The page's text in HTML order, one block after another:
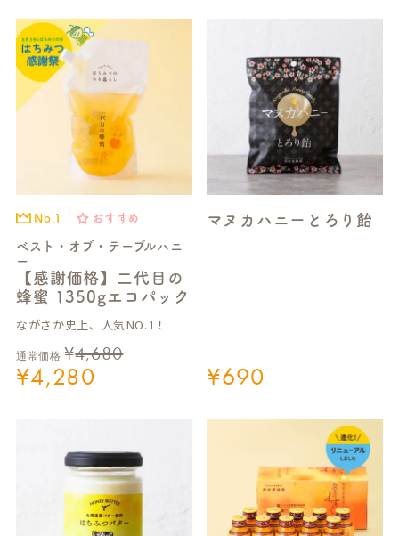
No.1 おすすめ
ベスト・オブ・テーブルハニ
ー
【感謝価格】二代目の
蜂蜜 1350gエコパック
ながさか史上、人気NO.1！
通常価格 ¥4,680
¥4,280
マヌカハニーとろり飴
¥690